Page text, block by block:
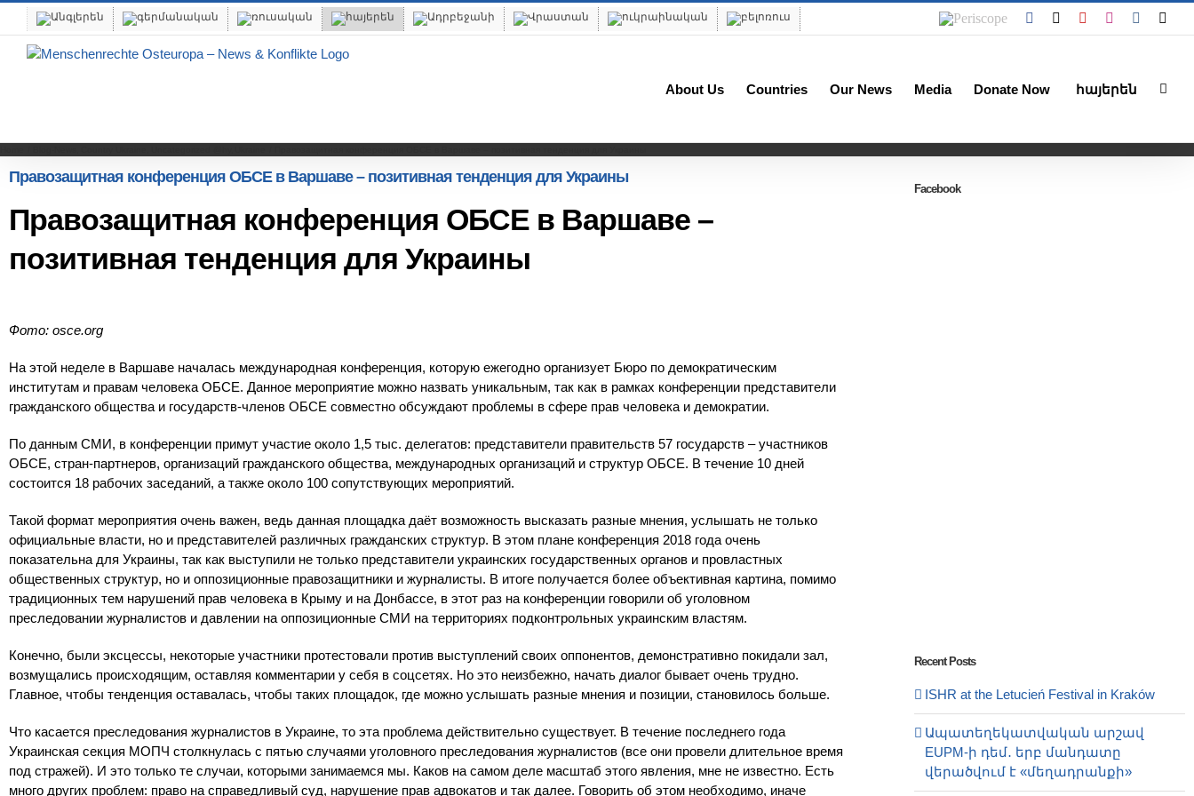
content
Periscope Facebook YouTubeInstagram
About Us Countries Our News Media Donate Now հայերեն
Правозащитная конференция ОБСЕ в Варшаве – позитивная тенденция для Украины
Правозащитная конференция ОБСЕ в Варшаве –
позитивная тенденция для Украины
Фото: osce.org
На этой неделе в Варшаве началась международная конференция, которую ежегодно организует Бюро по демократическим
институтам и правам человека ОБСЕ. Данное мероприятие можно назвать уникальным, так как в рамках конференции представители
гражданского общества и государств-членов ОБСЕ совместно обсуждают проблемы в сфере прав человека и демократии.
По данным СМИ, в конференции примут участие около 1,5 тыс. делегатов: представители правительств 57 государств – участников
ОБСЕ, стран-партнеров, организаций гражданского общества, международных организаций и структур ОБСЕ. В течение 10 дней
состоится 18 рабочих заседаний, а также около 100 сопутствующих мероприятий.
Такой формат мероприятия очень важен, ведь данная площадка даёт возможность высказать разные мнения, услышать не только
официальные власти, но и представителей различных гражданских структур. В этом плане конференция 2018 года очень
показательна для Украины, так как выступили не только представители украинских государственных органов и провластных
общественных структур, но и оппозиционные правозащитники и журналисты. В итоге получается более объективная картина, помимо
традиционных тем нарушений прав человека в Крыму и на Донбассе, в этот раз на конференции говорили об уголовном
преследовании журналистов и давлении на оппозиционные СМИ на территориях подконтрольных украинским властям.
Конечно, были эксцессы, некоторые участники протестовали против выступлений своих оппонентов, демонстративно покидали зал,
возмущались происходящим, оставляя комментарии у себя в соцсетях. Но это неизбежно, начать диалог бывает очень трудно.
Главное, чтобы тенденция оставалась, чтобы таких площадок, где можно услышать разные мнения и позиции, становилось больше.
Что касается преследования журналистов в Украине, то эта проблема действительно существует. В течение последнего года
Украинская секция МОПЧ столкнулась с пятью случаями уголовного преследования журналистов (все они провели длительное время
под стражей). И это только те случаи, которыми занимаемся мы. Каков на самом деле масштаб этого явления, мне не известно. Есть
много других проблем: право на справедливый суд, нарушение прав адвокатов и так далее. Говорить об этом необходимо, иначе
Facebook
Recent Posts
ISHR at the Letucień Festival in Kraków
Ապատեղեկատվական արշավ
EUPM-ի դեմ․ երբ մանդատը
վերածվում է «մեղադրանքի»